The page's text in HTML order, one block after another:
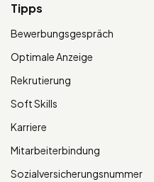
Tipps
Bewerbungsgespräch
Optimale Anzeige
Rekrutierung
Soft Skills
Karriere
Mitarbeiterbindung
Sozialversicherungsnummer